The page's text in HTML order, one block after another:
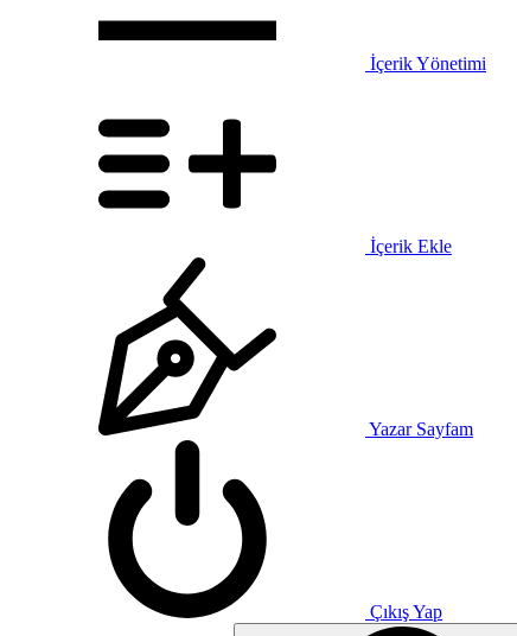
İçerik Yönetimi
İçerik Ekle
Yazar Sayfam
Çıkış Yap